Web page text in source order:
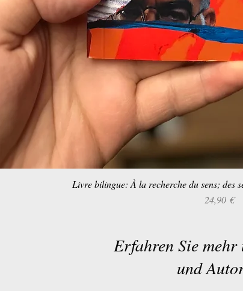
Schnellansicht
Livre bilingue: À la recherche du sens; des
Preis
24,90 €
Erfahren Sie mehr
und